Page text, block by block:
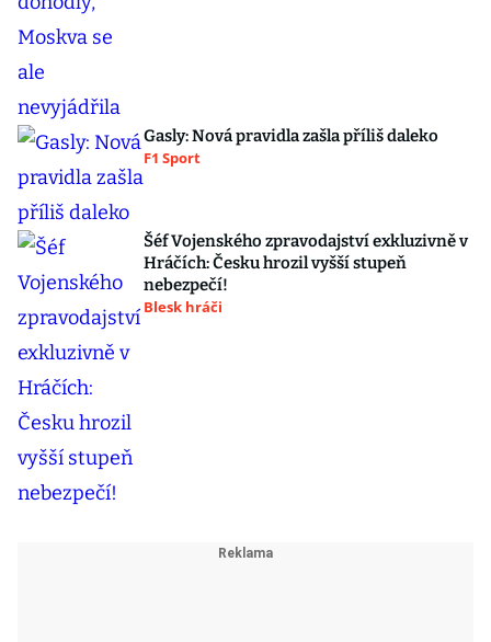
Gasly: Nová pravidla zašla příliš daleko
F1 Sport
Šéf Vojenského zpravodajství exkluzivně v
Hráčích: Česku hrozil vyšší stupeň
nebezpečí!
Blesk hráči